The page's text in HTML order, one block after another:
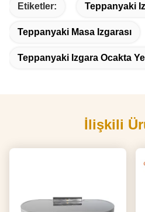
Etiketler: Teppanyaki
Teppanyaki Masa Izgarası
Teppanyaki Izgara Ocakta
İlişkili